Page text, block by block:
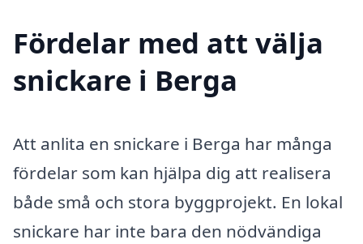
Fördelar med att välja
snickare i Berga
Att anlita en snickare i Berga har många
fördelar som kan hjälpa dig att realisera
både små och stora byggprojekt. En lokal
snickare har inte bara den nödvändiga